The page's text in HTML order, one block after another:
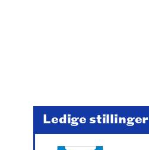
Ledige stillinger